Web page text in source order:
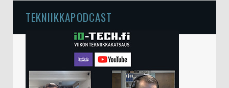
TEKNIIKKAPODCAST